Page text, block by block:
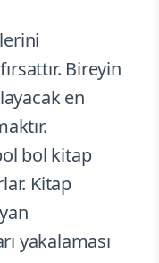
Bireyin
en
bol kitap
Kitap
yakalaması